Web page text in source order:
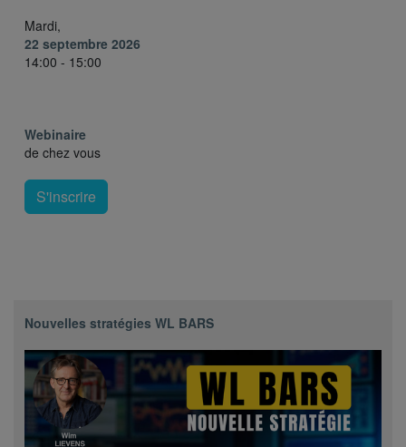
Mardi,
22 septembre 2026
14:00 - 15:00
Webinaire
de chez vous
S'inscrire
Nouvelles stratégies WL BARS